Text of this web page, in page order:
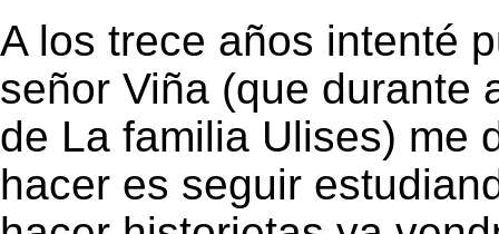
A los trece años intenté
señor Viña (que durante
de La familia Ulises) me
hacer es seguir